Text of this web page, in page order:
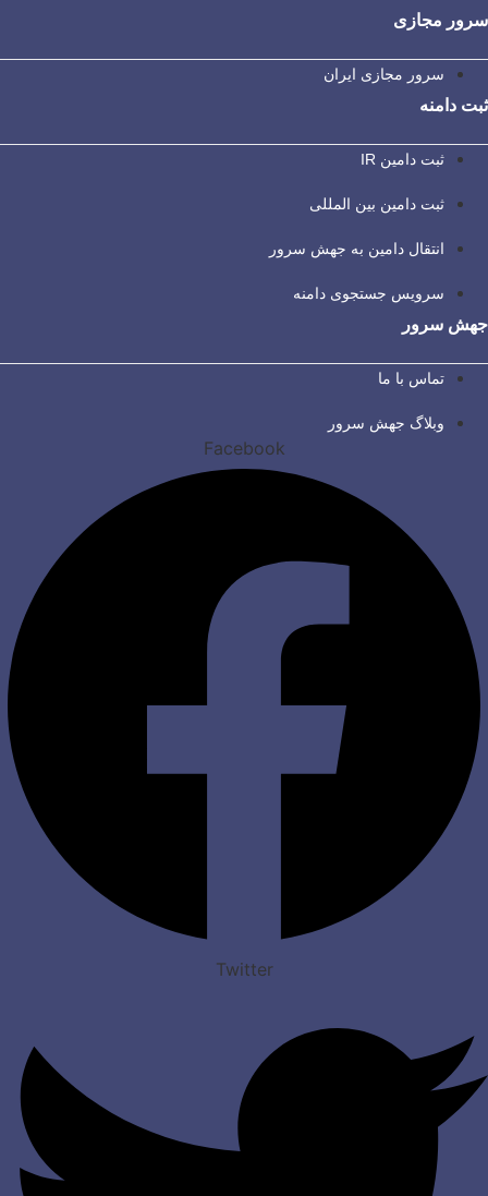
سرور مجازی
سرور مجازی ایران
ثبت دامنه
ثبت دامین IR
ثبت دامین بین المللی
انتقال دامین به جهش سرور
سرویس جستجوی دامنه
جهش سرور
تماس با ما
وبلاگ جهش سرور
Facebook
Twitter